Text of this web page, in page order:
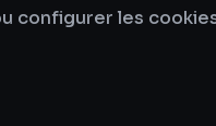
configurer les